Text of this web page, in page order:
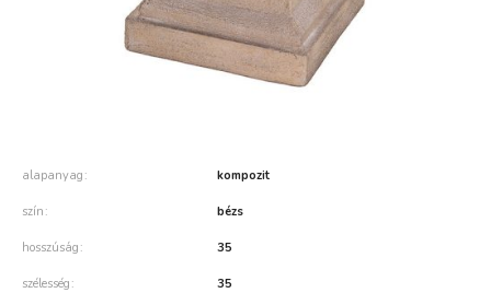
alapanyag kompozit
szín bézs
hosszúság 35
szélesség 35